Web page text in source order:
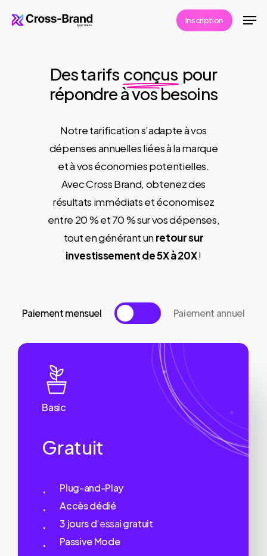
Inscription
Des tarifs conçus pour
répondre à vos besoins
Notre tarification s’adapte à vos
dépenses annuelles liées à la marque
et à vos économies potentielles.
Avec Cross Brand, obtenez des
résultats immédiats et économisez
entre 20 % et 70 % sur vos dépenses,
tout en générant un retour sur
investissement de 5X à 20X!
Paiement mensuel Paiement annuel
Basic
Gratuit
Plug-and-Play
Accès dédié
3 jours d‘essaigratuit
Passive Mode